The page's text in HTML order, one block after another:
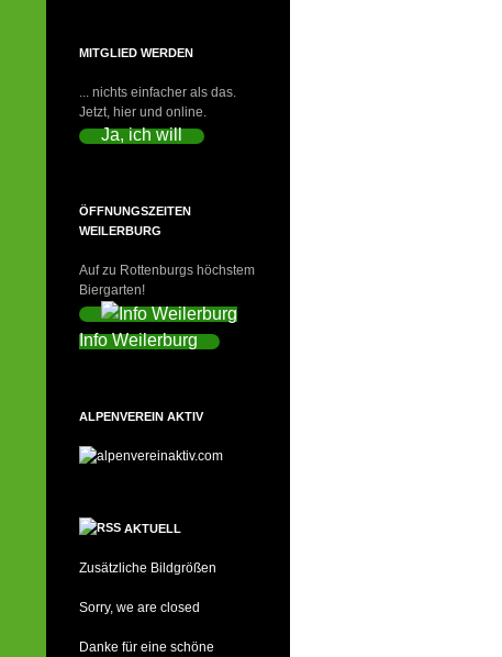
MITGLIED WERDEN
... nichts einfacher als das.
Jetzt, hier und online.
Ja, ich will
ÖFFNUNGSZEITEN
WEILERBURG
Auf zu Rottenburgs höchstem
Biergarten!
Info Weilerburg
ALPENVEREIN AKTIV
AKTUELL
Zusätzliche Bildgrößen
Sorry, we are closed
Danke für eine schöne